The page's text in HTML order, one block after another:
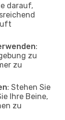
darauf,
:
zu
zu
: Stehen Sie
Ihre Beine,
zu